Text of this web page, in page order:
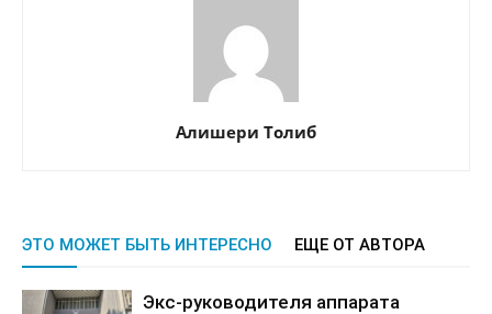
Алишери Толиб
ЭТО МОЖЕТ БЫТЬ ИНТЕРЕСНО ЕЩЕ ОТ АВТОРА
Экс-руководителя аппарата